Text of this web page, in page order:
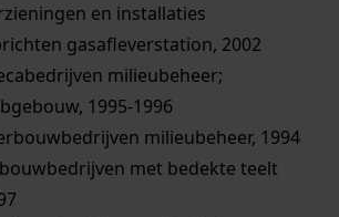
en installaties
gasafleverstation, 2002
milieubeheer;
1995-1996
milieubeheer, 1994
met bedekte teelt